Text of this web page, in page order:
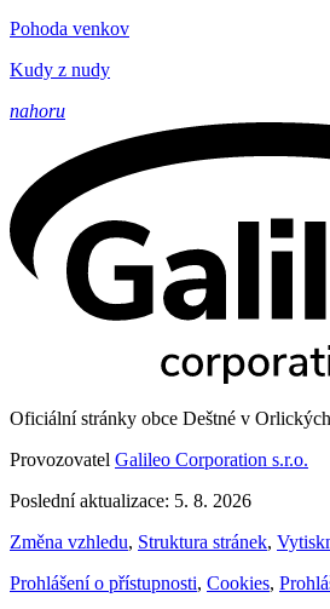
Pohoda venkov
Kudy z nudy
nahoru
Oficiální stránky obce Deštné v
Provozovatel Galileo Corporation s.r.o.
Poslední aktualizace: 5. 8. 2026
Změna vzhledu, Struktura stránek,
Prohlášení o přístupnosti, Cookies,